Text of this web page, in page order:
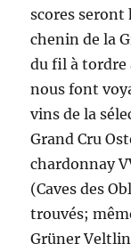
scores seront
chenin de la
du fil à tordre
nous font
vins de la
Grand Cru
chardonnay
(Caves des
trouvés;
Grüner